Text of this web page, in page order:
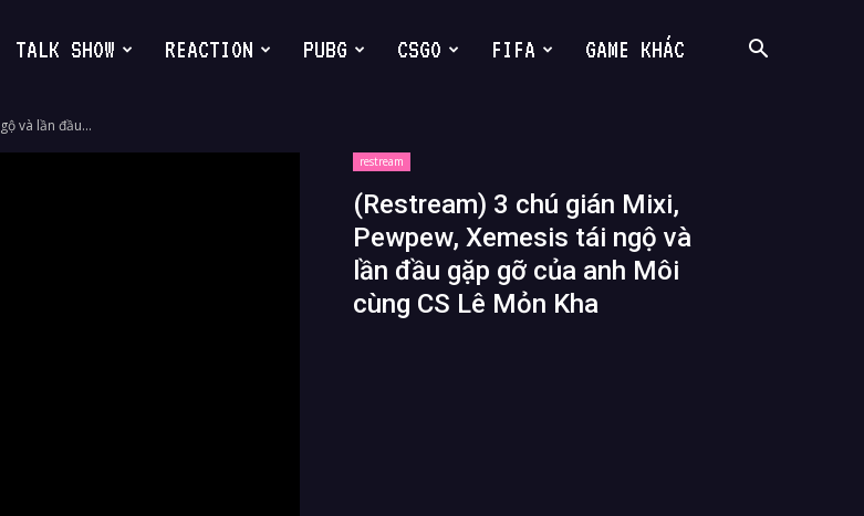
TALK SHOW REACTION PUBG CSGO FIFA GAME KHÁC
và lần đầu...
restream
(Restream) 3 chú gián Mixi,
Pewpew, Xemesis tái ngộ và
lần đầu gặp gỡ của anh Môi
cùng CS Lê Mỏn Kha